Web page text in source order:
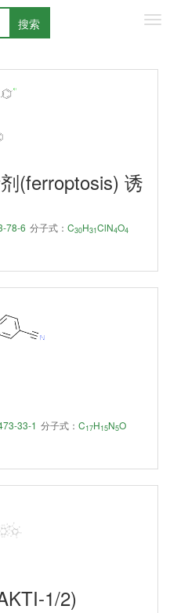
搜索
(ferroptosis) 诱
78-6 分子式： C30H31ClN4O4
33-1 分子式： C17H15N5O
1/2)